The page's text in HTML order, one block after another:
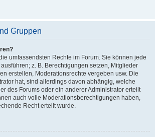
Gruppen
umfassendsten Rechte im Forum. Sie können jede
z. B. Berechtigungen setzen, Mitglieder
erstellen, Moderationsrechte vergeben usw. Die
hat, sind allerdings davon abhängig, welche
des Forums oder ein anderer Administrator erteilt
auch volle Moderationsberechtigungen haben,
Recht erteilt wurde.